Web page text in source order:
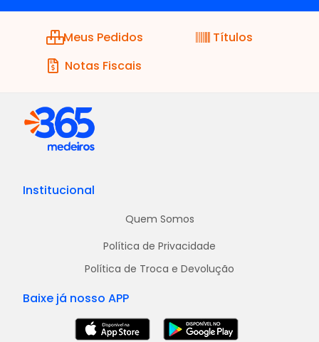
Meus Pedidos
Títulos
Notas Fiscais
Institucional
Quem Somos
Política de Privacidade
Política de Troca e Devolução
Baixe já nosso APP